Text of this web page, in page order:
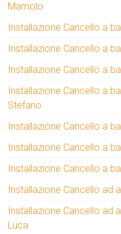
Mamolo
Installazione Cancello a
Installazione Cancello a
Installazione Cancello a
Installazione Cancello a
Stefano
Installazione Cancello a
Installazione Cancello a
Installazione Cancello a
Installazione Cancello ad
Installazione Cancello ad
Luca